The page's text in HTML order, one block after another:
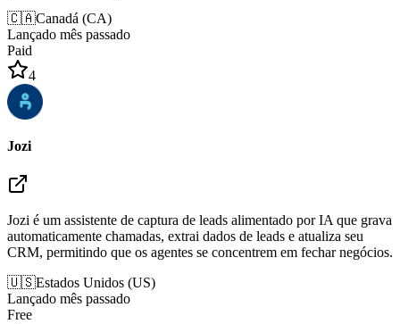
🇨🇦Canadá (CA)
Lançado mês passado
Paid
4
Jozi
Jozi é um assistente de captura de leads alimentado por IA que grava
automaticamente chamadas, extrai dados de leads e atualiza seu
CRM, permitindo que os agentes se concentrem em fechar negócios.
🇺🇸Estados Unidos (US)
Lançado mês passado
Free